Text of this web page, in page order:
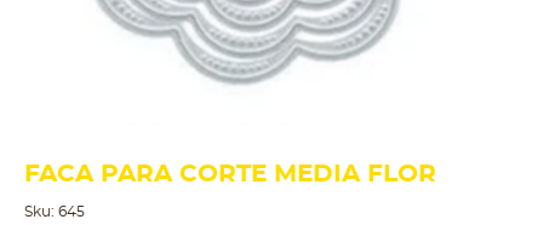
FACA PARA CORTE MEDIA FLOR
Sku: 645